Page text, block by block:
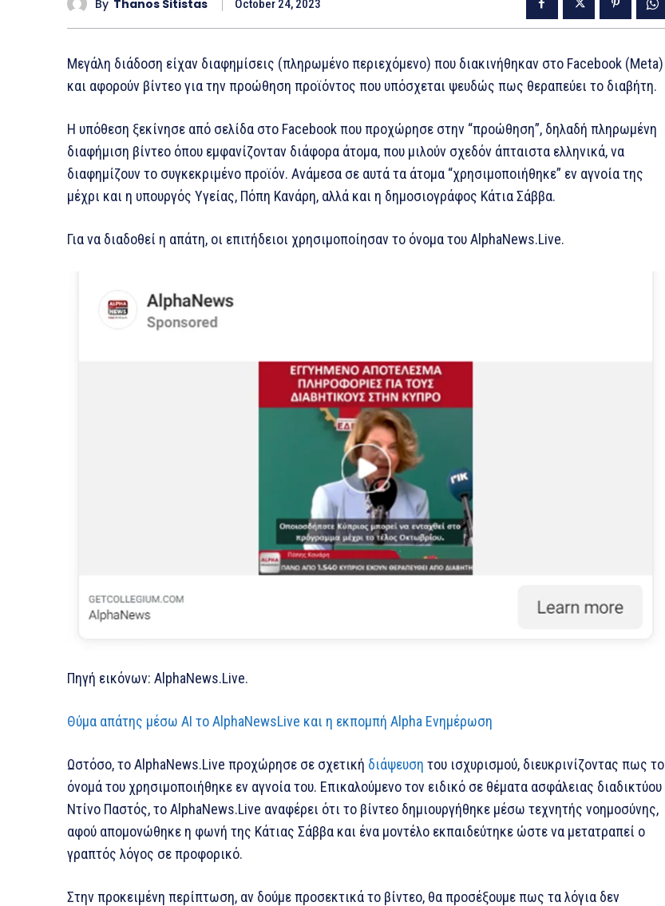
By Thanos Sitistas October 24, 2023
Μεγάλη διάδοση είχαν διαφημίσεις (πληρωμένο περιεχόμενο) που διακινήθηκαν στο Facebook (Meta)
και αφορούν βίντεο για την προώθηση προϊόντος που υπόσχεται ψευδώς πως θεραπεύει το διαβήτη.
Η υπόθεση ξεκίνησε από σελίδα στο Facebook που προχώρησε στην “προώθηση”, δηλαδή πληρωμένη
διαφήμιση βίντεο όπου εμφανίζονταν διάφορα άτομα, που μιλούν σχεδόν άπταιστα ελληνικά, να
διαφημίζουν το συγκεκριμένο προϊόν. Ανάμεσα σε αυτά τα άτομα “χρησιμοποιήθηκε” εν αγνοία της
μέχρι και η υπουργός Υγείας, Πόπη Κανάρη, αλλά και η δημοσιογράφος Κάτια Σάββα.
Για να διαδοθεί η απάτη, οι επιτήδειοι χρησιμοποίησαν το όνομα του AlphaNews.Live.
Πηγή εικόνων: AlphaNews.Live.
Θύμα απάτης μέσω AI το AlphaNewsLive και η εκπομπή Alpha Ενημέρωση
Ωστόσο, το AlphaNews.Live προχώρησε σε σχετική διάψευση του ισχυρισμού, διευκρινίζοντας πως το
όνομά του χρησιμοποιήθηκε εν αγνοία του. Επικαλούμενο τον ειδικό σε θέματα ασφάλειας διαδικτύου
Ντίνο Παστός, το AlphaNews.Live αναφέρει ότι το βίντεο δημιουργήθηκε μέσω τεχνητής νοημοσύνης,
αφού απομονώθηκε η φωνή της Κάτιας Σάββα και ένα μοντέλο εκπαιδεύτηκε ώστε να μετατραπεί ο
γραπτός λόγος σε προφορικό.
Στην προκειμένη περίπτωση, αν δούμε προσεκτικά το βίντεο, θα προσέξουμε πως τα λόγια δεν